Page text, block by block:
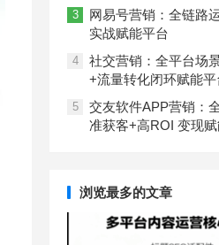
3
网易号营销：全链路
实战赋能平台
4
社交营销：全平台场
+流量转化闭环赋能平
5
交友软件APP营销：
准获客+高ROI 变现
浏览最多的文章